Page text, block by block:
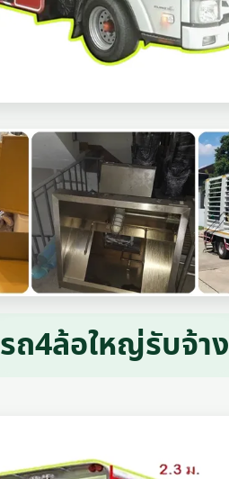
รถ4ล้อใหญ่รับจ้าง